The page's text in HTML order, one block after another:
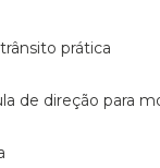
prática
de direção para